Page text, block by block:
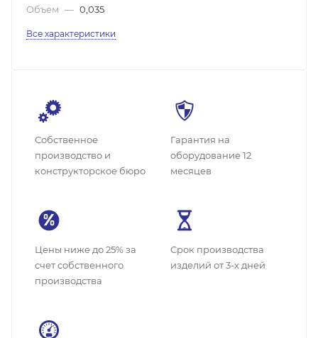
Объем — 0,035
Все характеристики
Собственное
производство и
конструкторское бюро
Гарантия на
оборудование 12
месяцев
Цены ниже до 25% за
счет собственного
производства
Cрок производства
изделий от 3-х дней